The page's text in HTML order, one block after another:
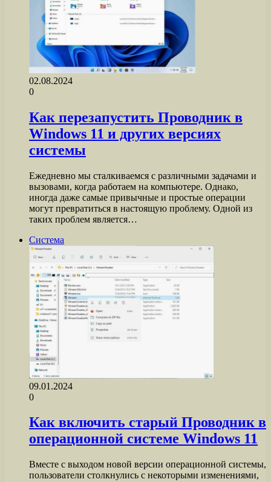
02.08.2024
0
Как перезапустить Проводник в
Windows 11 и других версиях
системы
Ежедневно мы сталкиваемся с различными задачами и
вызовами, когда работаем на компьютере. Однако,
иногда даже самые привычные и простые операции
могут превратиться в настоящую проблему. Одной из
таких проблем является…
Система
09.01.2024
0
Как включить старый Проводник в
операционной системе Windows 11
Вместе с выходом новой версии операционной системы,
пользователи столкнулись с некоторыми изменениями,